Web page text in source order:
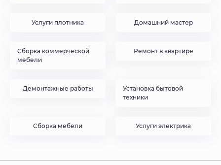
Услуги плотника Домашний мастер
Сборка коммерческой
мебели
Ремонт в квартире
Демонтажные работы
Установка бытовой
техники
Сборка мебели Услуги электрика